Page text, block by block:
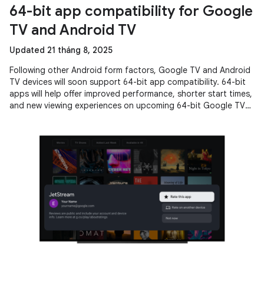
64-bit app compatibility for Google
TV and Android TV
Updated 21 tháng 8, 2025
Following other Android form factors, Google TV and Android
TV devices will soon support 64-bit app compatibility. 64-bit
apps will help offer improved performance, shorter start times,
and new viewing experiences on upcoming 64-bit Google TV